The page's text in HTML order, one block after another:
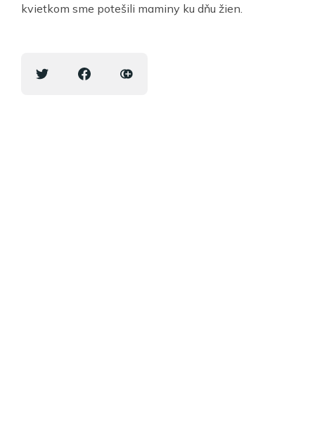
kvietkom sme potešili maminy ku dňu žien.